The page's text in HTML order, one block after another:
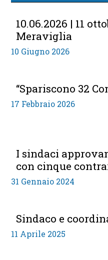
10.06.2026 | 11
Meraviglia
10 Giugno 2026
“Spariscono 32
17 Febbraio 2026
I sindaci
con cinque
31 Gennaio 2024
Sindaco e
11 Aprile 2025